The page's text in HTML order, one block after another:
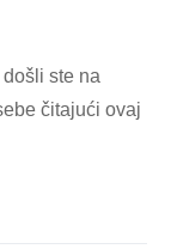
ste na
čitajući ovaj